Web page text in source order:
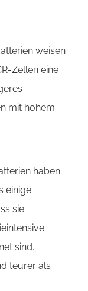
weisen
Zellen eine
mit hohem
haben
einige
sie
sind.
teurer als